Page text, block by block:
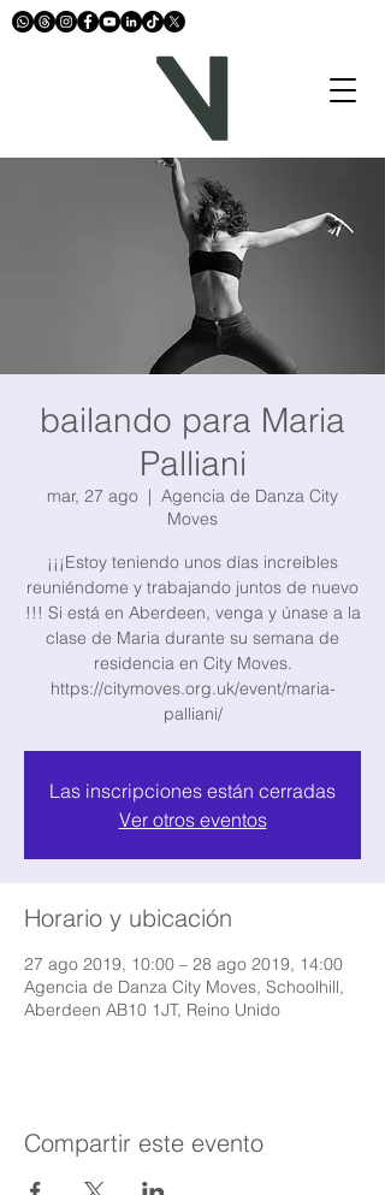
bailando para Maria
Palliani
mar, 27 ago
  |
Agencia de Danza City
Moves
¡¡¡Estoy teniendo unos días increíbles
reuniéndome y trabajando juntos de nuevo
!!! Si está en Aberdeen, venga y únase a la
clase de Maria durante su semana de
residencia en City Moves.
https://citymoves.org.uk/event/maria-
palliani/
Las inscripciones están cerradas
Ver otros eventos
Horario y ubicación
27 ago 2019, 10:00 – 28 ago 2019, 14:00
Agencia de Danza City Moves, Schoolhill,
Aberdeen AB10 1JT, Reino Unido
Compartir este evento